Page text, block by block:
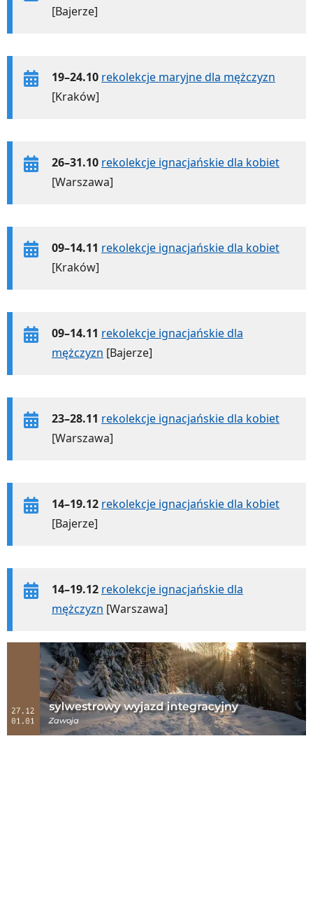
[Bajerze]
19–24.10 rekolekcje maryjne dla mężczyzn
[Kraków]
26–31.10 rekolekcje ignacjańskie dla kobiet
[Warszawa]
09–14.11 rekolekcje ignacjańskie dla kobiet
[Kraków]
09–14.11 rekolekcje ignacjańskie dla
mężczyzn [Bajerze]
23–28.11 rekolekcje ignacjańskie dla kobiet
[Warszawa]
14–19.12 rekolekcje ignacjańskie dla kobiet
[Bajerze]
14–19.12 rekolekcje ignacjańskie dla
mężczyzn [Warszawa]